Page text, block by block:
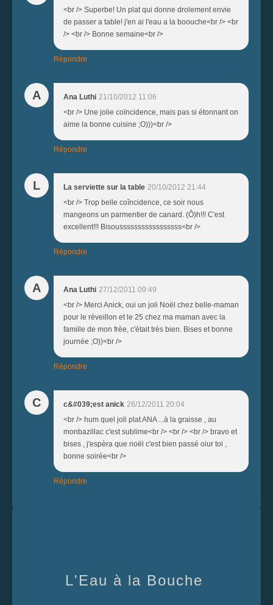
<br /> Superbe! Un plat qui donne drolement envie
de passer a table! j'en ai l'eau a la boouche<br /> <br
/> <br /> Bonne semaine<br />
Répondre
A Ana Luthi 21/10/2012 11:06
<br /> Une jolie coïncidence, mais pas si étonnant on
aime la bonne cuisine ;O)))<br />
Répondre
L La serviette sur la table 20/10/2012 21:44
<br /> Trop belle coîncidence, ce soir nous
mangeons un parmentier de canard. (Ô)h!!! C'est
excellent!!! Bisousssssssssssssssss<br />
Répondre
A Ana Luthi 27/12/2011 09:49
<br /> Merci Anick, oui un joli Noël chez belle-maman
pour le réveillon et le 25 chez ma maman avec la
famille de mon frèe, c'était très bien. Bises et bonne
journée ;O))<br />
Répondre
C c&#039;est anick 26/12/2011 20:04
<br /> hum quel joli plat ANA ...à la graisse , au
monbazillac c'est sublime<br /> <br /> <br /> bravo et
bises , j'espèra que noël c'est bien passé oiur toi ,
bonne soirée<br />
Répondre
L'Eau à la Bouche